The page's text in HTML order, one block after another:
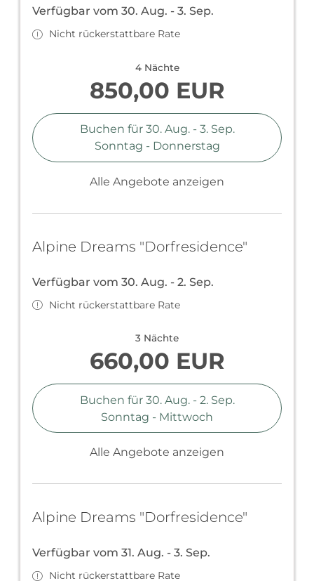
im Haus abweichen.
Adresse: Oberndorf 1, 5761 Maria Alm
Verfügbar vom 30. Aug. - 3. Sep.
Nicht rückerstattbare Rate
4 Nächte
850,00 EUR
Buchen für 30. Aug. - 3. Sep.
Sonntag - Donnerstag
Alle Angebote anzeigen
Alpine Dreams "Dorfresidence"
Verfügbar vom 30. Aug. - 2. Sep.
Nicht rückerstattbare Rate
3 Nächte
660,00 EUR
Buchen für 30. Aug. - 2. Sep.
Sonntag - Mittwoch
Alle Angebote anzeigen
Alpine Dreams "Dorfresidence"
Verfügbar vom 31. Aug. - 3. Sep.
Nicht rückerstattbare Rate